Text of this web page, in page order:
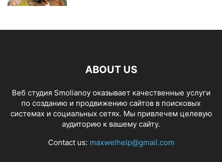
ABOUT US
Веб студия Smolianoy оказывает качественные услуги
по созданию и продвижению сайтов в поисковых
системах и социальных сетях. Мы привлечем целевую
аудиторию к вашему сайту.
Contact us: maxwelhelp@gmail.com